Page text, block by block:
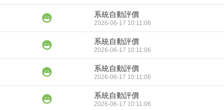
系統自動評價
2026-06-17 10:11:06
系統自動評價
2026-06-17 10:11:06
系統自動評價
2026-06-17 10:11:06
系統自動評價
2026-06-17 10:11:06